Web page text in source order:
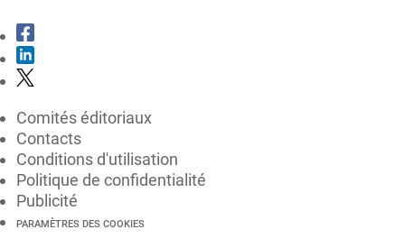
Comités éditoriaux
Contacts
Conditions d'utilisation
Politique de confidentialité
Publicité
PARAMÈTRES DES COOKIES